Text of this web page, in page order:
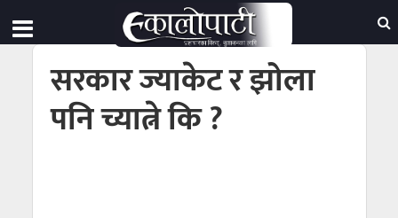
सरकार ज्याकेट र झोला
पनि च्यात्ने कि ?